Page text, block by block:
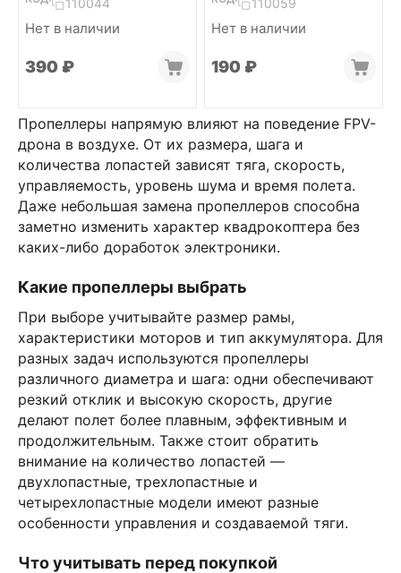
Пропеллеры напрямую влияют на поведение FPV-
дрона в воздухе. От их размера, шага и
количества лопастей зависят тяга, скорость,
управляемость, уровень шума и время полета.
Даже небольшая замена пропеллеров способна
заметно изменить характер квадрокоптера без
каких-либо доработок электроники.
Какие пропеллеры выбрать
При выборе учитывайте размер рамы,
характеристики моторов и тип аккумулятора. Для
разных задач используются пропеллеры
различного диаметра и шага: одни обеспечивают
резкий отклик и высокую скорость, другие
делают полет более плавным, эффективным и
продолжительным. Также стоит обратить
внимание на количество лопастей —
двухлопастные, трехлопастные и
четырехлопастные модели имеют разные
особенности управления и создаваемой тяги.
Что учитывать перед покупкой
110044
Нет в наличии
‍390‍ ₽
4L+4R)110059
Нет в наличии
‍190‍ ₽